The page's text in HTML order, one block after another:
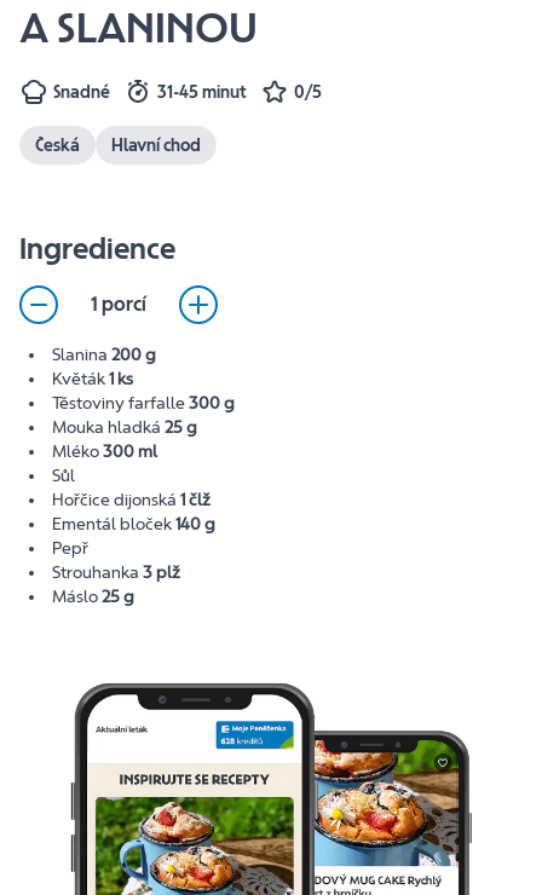
A SLANINOU
Snadné 31-45 minut 0/5
Česká Hlavní chod
Ingredience
1 porcí
Slanina 200 g
Květák1 ks
Těstoviny farfalle300 g
Mouka hladká 25 g
Mléko300 ml
Sůl
Hořčice dijonská 1 člž
Ementál bloček140 g
Pepř
Strouhanka 3 plž
Máslo25 g